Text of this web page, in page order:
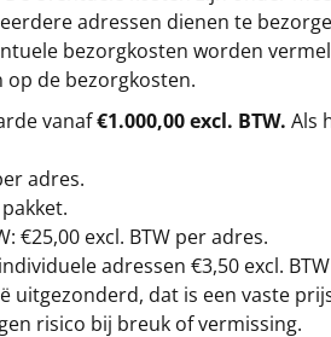
adressen dienen te
bezorgkosten worden
de bezorgkosten.
vanaf€1.000,00 excl. BTW. Als
adres.
€25,00 excl. BTW per adres.
adressen €3,50 excl.
uitgezonderd, dat is een vaste
risico bij breuk of vermissing.